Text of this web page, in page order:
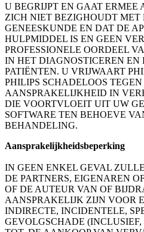
U BEGRIJPT EN GAAT ERMEE
ZICH NIET BEZIGHOUDT MET
GENEESKUNDE EN DAT DE
HULPMIDDEL IS EN GEEN
PROFESSIONELE OORDEEL
IN HET DIAGNOSTICEREN
PATIËNTEN. U VRIJWAART
PHILIPS SCHADELOOS
AANSPRAKELIJKHEID IN
DIE VOORTVLOEIT UIT UW
SOFTWARE TEN BEHOEVE
BEHANDELING.
Aansprakelijkheidsbeperking
IN GEEN ENKEL GEVAL
DE PARTNERS, EIGENAREN
OF DE AUTEUR VAN OF
AANSPRAKELIJK ZIJN VOOR
INDIRECTE, INCIDENTELE,
GEVOLGSCHADE